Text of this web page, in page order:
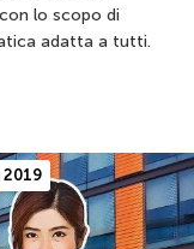
lo scopo di
adatta a tutti.
2019